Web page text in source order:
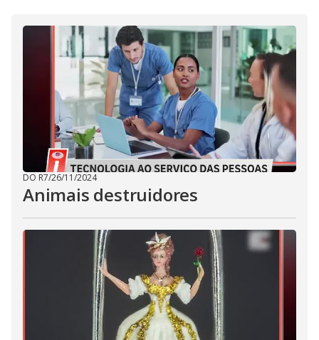
DO R7/26/11/2024
Animais destruidores